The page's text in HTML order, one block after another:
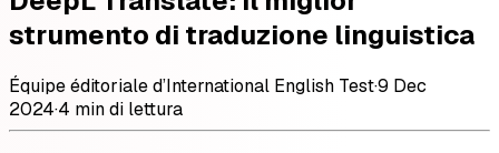
strumento di traduzione linguistica
Équipe éditoriale d’International English Test·9 Dec
2024·4 min di lettura